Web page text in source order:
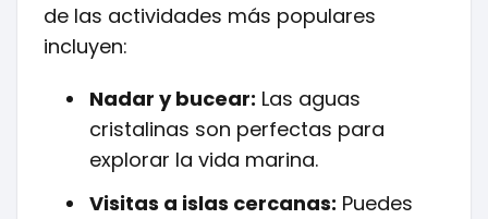
de las actividades más populares
incluyen:
Nadar y bucear: Las aguas
cristalinas son perfectas para
explorar la vida marina.
Visitas a islas cercanas: Puedes